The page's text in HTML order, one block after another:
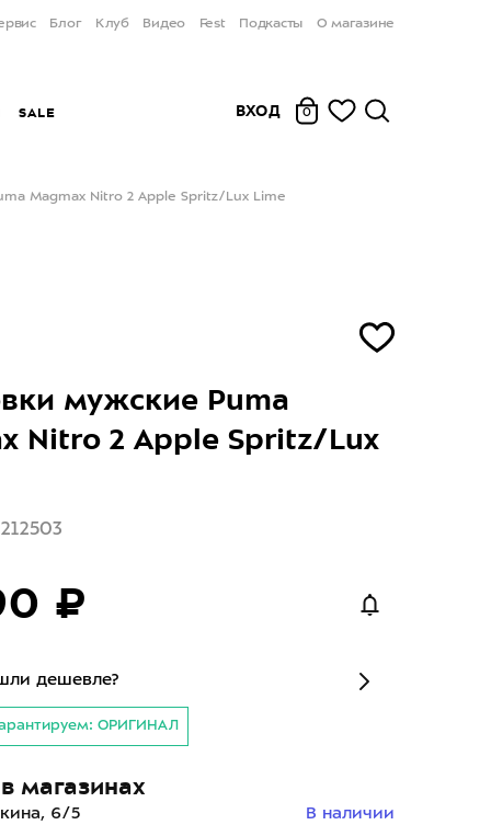
Блог Клуб Видео Fest Подкасты О магазине
SALE ВХОД 0
Magmax Nitro 2 Apple Spritz/Lux Lime
мужские Puma
Nitro 2 Apple Spritz/Lux
₽
дешевле?
ОРИГИНАЛ
магазинах
6/5 В наличии